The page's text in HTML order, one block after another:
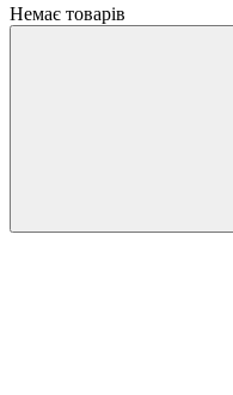
Немає товарів